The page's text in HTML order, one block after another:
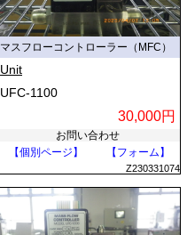
マスフローコントローラー（MFC）
Unit
UFC-1100
30,000円
お問い合わせ
【個別ページ】
【フォーム】
Z230331074